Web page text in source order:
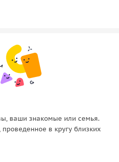
Мы поговорим о Тимуре,
а прикосновение к
Востока, вдохните аромат
Самарканд таким, каким его
ваши знакомые или семья.
в кругу близких